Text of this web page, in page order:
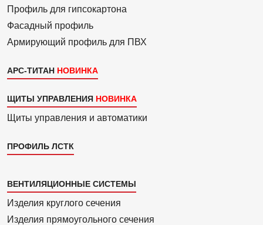
3
Профиль для гипсо­картона
Фасадный профиль
Армиру­ю­щий профиль для ПВХ
АРС-ТИТАН
ЩИТЫ УПРАВЛЕНИЯ
Щиты управления и автоматики
ПРОФИЛЬ ЛСТК
Каталог
4
ВЕНТИЛЯЦИОННЫЕ СИСТЕМЫ
Изделия круглого сечения
Изделия прямоуголь­ного сечения